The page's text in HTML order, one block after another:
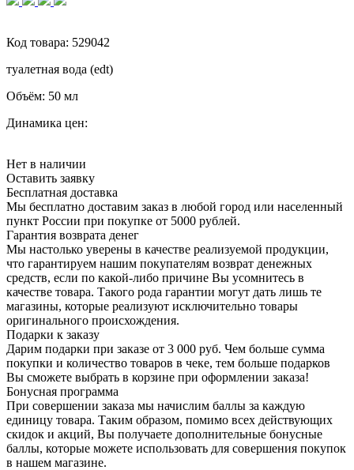
Код товара: 529042
туалетная вода (edt)
Объём: 50 мл
Динамика цен:
Нет в наличии
Оставить заявку
Бесплатная доставка
Мы бесплатно доставим заказ в любой город или населенный
пункт России при покупке от 5000 рублей.
Гарантия возврата денег
Мы настолько уверены в качестве реализуемой продукции,
что гарантируем нашим покупателям возврат денежных
средств, если по какой-либо причине Вы усомнитесь в
качестве товара. Такого рода гарантии могут дать лишь те
магазины, которые реализуют исключительно товары
оригинального происхождения.
Подарки к заказу
Дарим подарки при заказе от 3 000 руб. Чем больше сумма
покупки и количество товаров в чеке, тем больше подарков
Вы сможете выбрать в корзине при оформлении заказа!
Бонусная программа
При совершении заказа мы начислим баллы за каждую
единицу товара. Таким образом, помимо всех действующих
скидок и акций, Вы получаете дополнительные бонусные
баллы, которые можете использовать для совершения покупок
в нашем магазине.